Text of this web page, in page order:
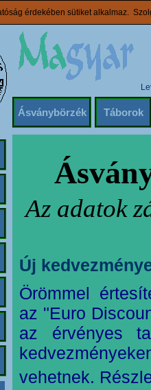
érdekében sütiket alkalmaz.
Ásványbörzék Táborok
Az adatok
Új
Örömmel
az "Euro
az érvényes
vehetnek.